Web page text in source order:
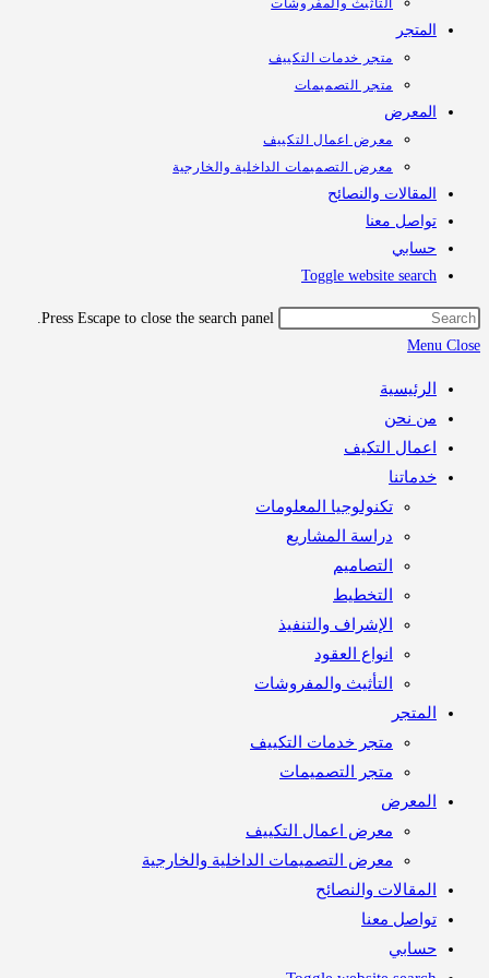
التأثيث والمفروشات
متجر خدمات التكييف
متجر التصميمات
معرض اعمال التكييف
معرض التصميمات الداخلية والخارجية
والنصائح
معنا
Toggle website
Press Escape to close the search panel.
نحن
التكيف
تكنولوجيا المعلومات
دراسة المشاريع
التصاميم
التخطيط
الإشراف والتنفيذ
انواع العقود
التأثيث والمفروشات
متجر خدمات التكييف
متجر التصميمات
معرض اعمال التكييف
معرض التصميمات الداخلية والخارجية
والنصائح
معنا